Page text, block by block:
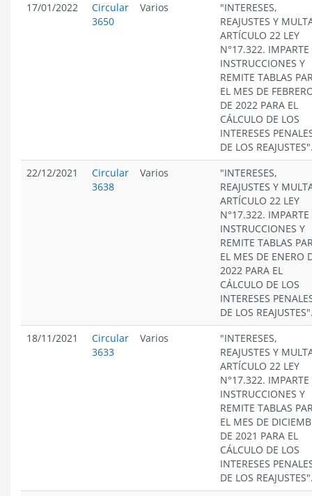
17/01/2022
Circular
3650
Varios
"INTERESES,
REAJUSTES Y
ARTÍCULO 22 LEY
N°17.322. IMPARTE
INSTRUCCIONES Y
REMITE TABLAS
EL MES DE
DE 2022 PARA EL
CÁLCULO DE LOS
INTERESES
DE LOS
22/12/2021
Circular
3638
Varios
"INTERESES,
REAJUSTES Y
ARTÍCULO 22 LEY
N°17.322. IMPARTE
INSTRUCCIONES Y
REMITE TABLAS
EL MES DE ENERO
2022 PARA EL
CÁLCULO DE LOS
INTERESES
DE LOS
18/11/2021
Circular
3633
Varios
"INTERESES,
REAJUSTES Y
ARTÍCULO 22 LEY
N°17.322. IMPARTE
INSTRUCCIONES Y
REMITE TABLAS
EL MES DE
DE 2021 PARA EL
CÁLCULO DE LOS
INTERESES
DE LOS